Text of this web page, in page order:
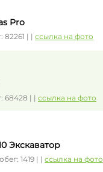
Pro
| | ссылка на фото
68428 | | ссылка на фото
Экскаватор
1419 | | ссылка на фото